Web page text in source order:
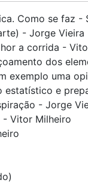
Como se faz -
- Jorge Vieira
a corrida -
dos
exemplo uma
e
- Jorge
Vitor Milheiro